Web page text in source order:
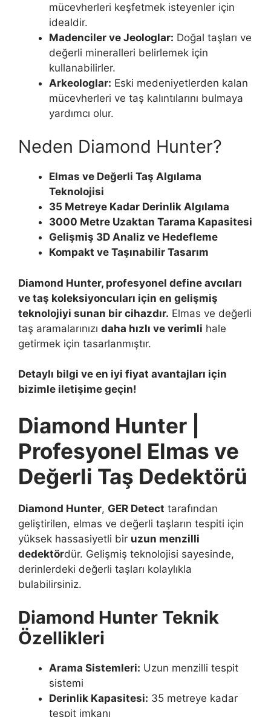
mücevherleri keşfetmek isteyenler için
idealdir.
Madenciler ve Jeologlar: Doğal taşları ve
değerli mineralleri belirlemek için
kullanabilirler.
Arkeologlar: Eski medeniyetlerden kalan
mücevherleri ve taş kalıntılarını bulmaya
yardımcı olur.
Neden Diamond Hunter?
Elmas ve Değerli Taş Algılama
Teknolojisi
35 Metreye Kadar Derinlik Algılama
3000 Metre Uzaktan Tarama Kapasitesi
Gelişmiş 3D Analiz ve Hedefleme
Kompakt ve Taşınabilir Tasarım
Diamond Hunter, profesyonel define avcıları
ve taş koleksiyoncuları için en gelişmiş
teknolojiyi sunan bir cihazdır. Elmas ve değerli
taş aramalarınızı daha hızlı ve verimli hale
getirmek için tasarlanmıştır.
Detaylı bilgi ve en iyi fiyat avantajları için
bizimle iletişime geçin!
Diamond Hunter |
Profesyonel Elmas ve
Değerli Taş Dedektörü
Diamond Hunter, GER Detect tarafından
geliştirilen, elmas ve değerli taşların tespiti için
yüksek hassasiyetli bir uzun menzilli
dedektördür. Gelişmiş teknolojisi sayesinde,
derinlerdeki değerli taşları kolaylıkla
bulabilirsiniz.
Diamond Hunter Teknik
Özellikleri
Arama Sistemleri: Uzun menzilli tespit
sistemi
Derinlik Kapasitesi: 35 metreye kadar
tespit imkanı